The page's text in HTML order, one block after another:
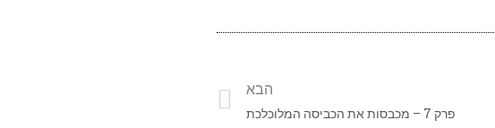
הבא
פרק 7 – מכבסות את הכביסה המלוכלכת